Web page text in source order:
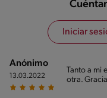
Iniciar
Anónimo
13.03.2022
Tanto a mi
otra.